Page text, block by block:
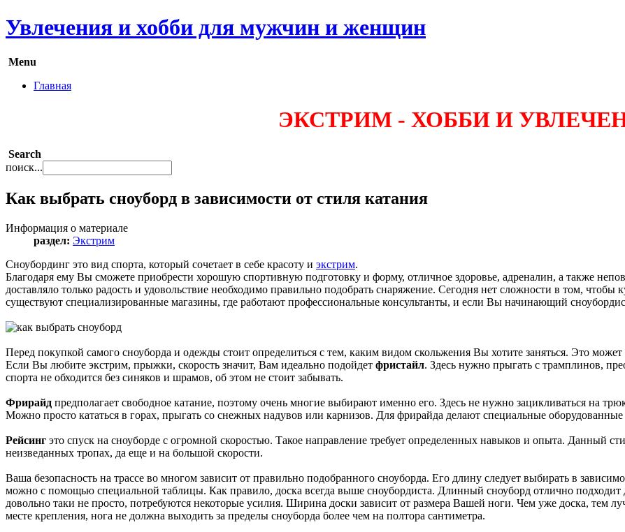
Увлечения и хобби для мужчин и женщин
Menu
Главная
ЭКСТРИМ - ХОББИ И
Search
поиск...
Как выбрать сноуборд в зависимости от стиля катания
Информация о материале
раздел: Экстрим
Сноубординг это вид спорта, который сочетает в себе красоту и экстрим.
Благодаря ему Вы сможете приобрести хорошую спортивную подготовку и форму, отличное здоровье, адреналин, а также
доставляло только радость и удовольствие необходимо правильно подобрать снаряжение. Сегодня нет сложности в том,
существуют специализированные магазины, где работают профессиональные консультанты, и если Вы начинающий
Перед покупкой самого сноуборда и одежды стоит определиться с тем, каким видом скольжения Вы хотите заняться. Это
Если Вы любите экстрим, прыжки, скорость значит, Вам идеально подойдет фристайл. Здесь нужно прыгать с трамплинов,
спорта не обходится без синяков и шрамов, об этом не стоит забывать.
Фрирайд предполагает свободное катание, поэтому очень многие выбирают именно его. Здесь не нужно зацикливаться на
Можно просто кататься в горах, прыгать со снежных надувов или карнизов. Для фрирайда делают специальные оборудованные
Рейсинг это спуск на сноуборде с огромной скоростью. Такое направление требует определенных навыков и опыта. Данный
неизведанных тропах, да еще и на большой скорости.
Ваша безопасность на трассе во многом зависит от правильно подобранного сноуборда. Его длину следует выбирать в
можно с помощью специальной таблицы. Как правило, доска всегда выше сноубордиста. Длинный сноуборд отлично подходит
довольно таки не просто, потребуются некоторые усилия. Ширина доски зависит от размера Вашей ноги. Чем уже доска, тем
месте крепления, нога не должна выходить за пределы сноуборда более чем на полтора сантиметра.